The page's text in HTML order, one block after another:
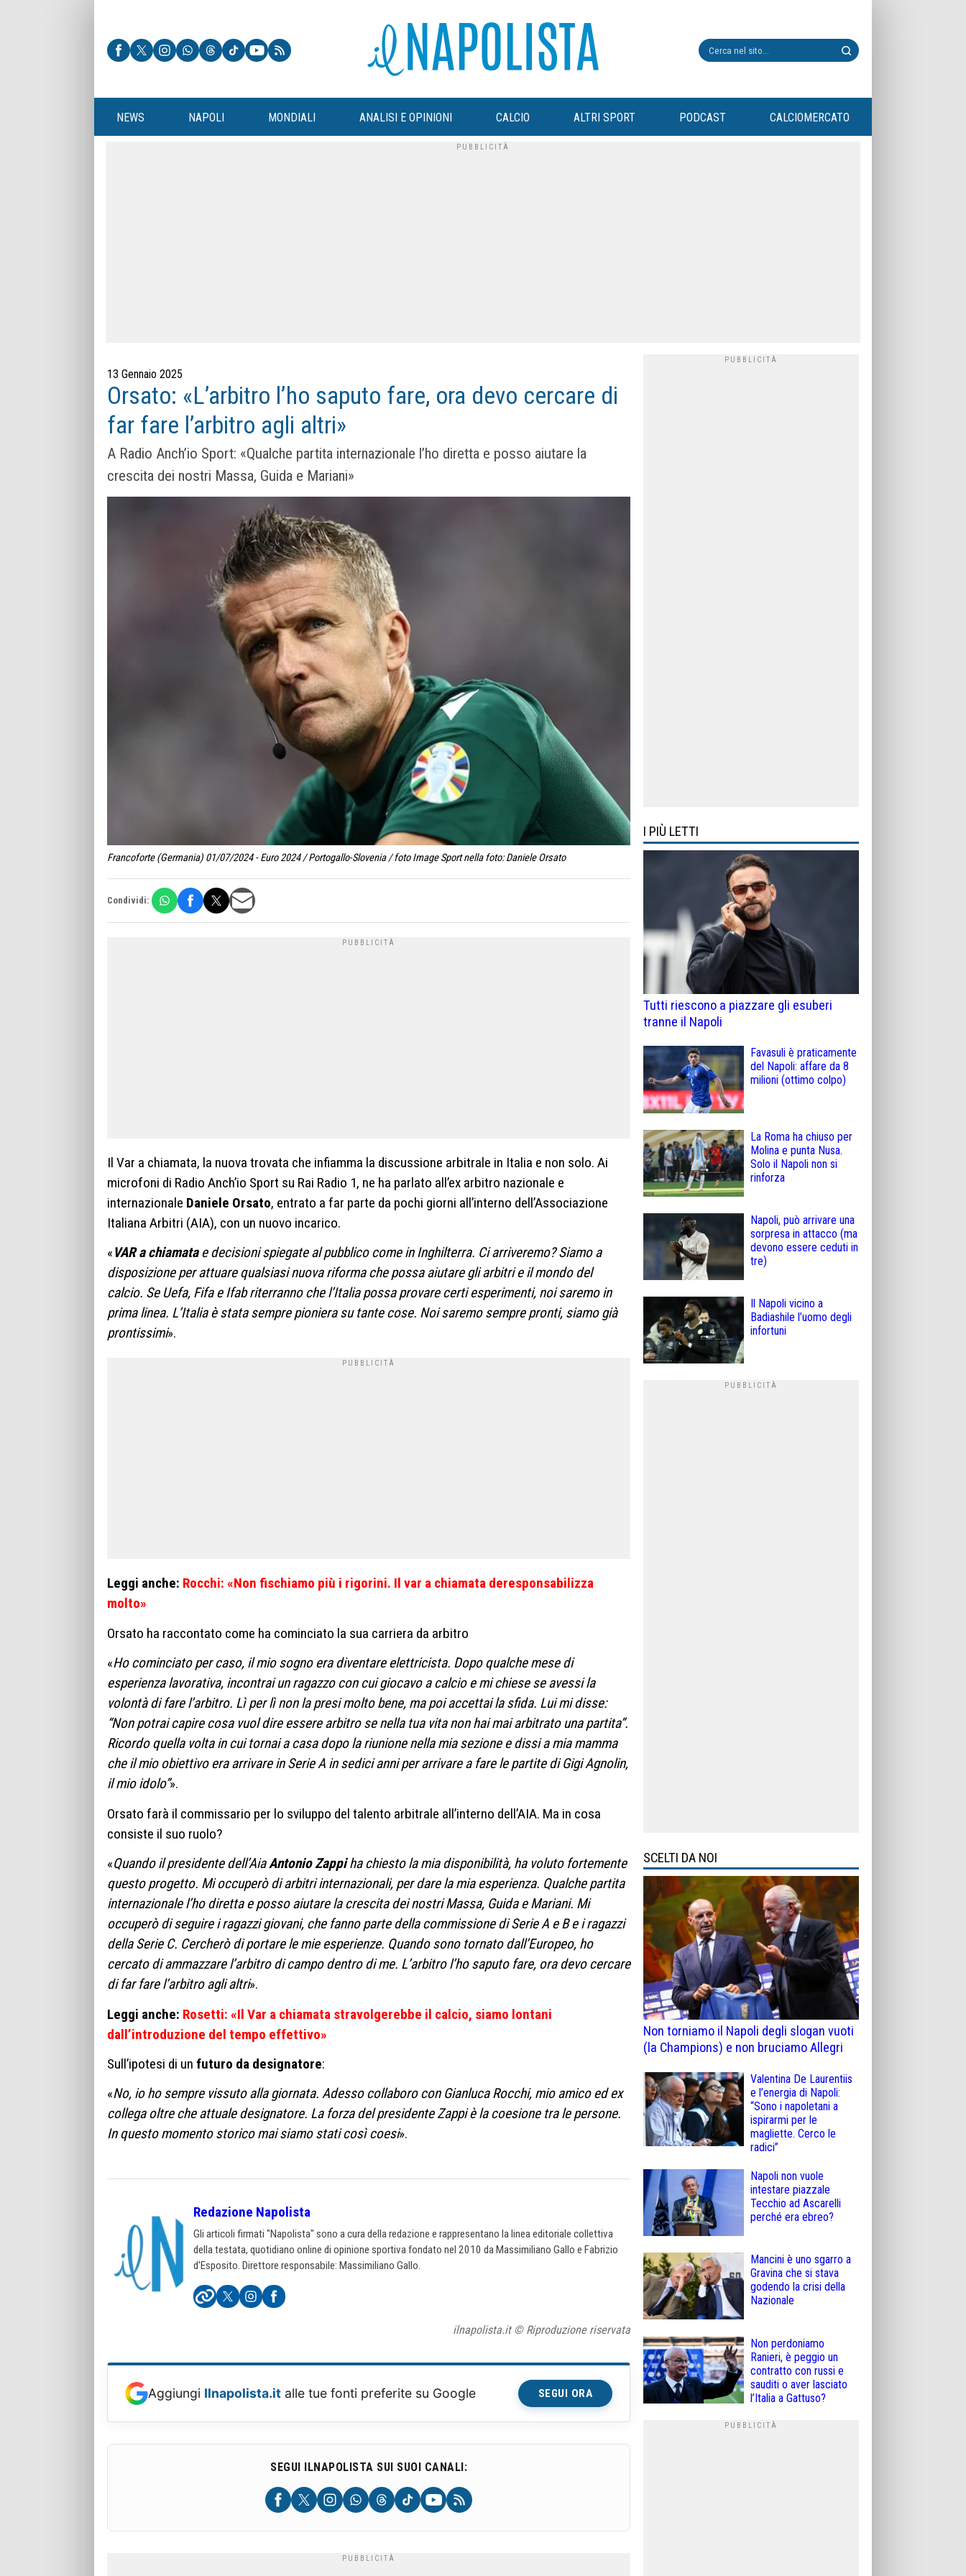
NEWS NAPOLI MONDIALI ANALISI E OPINIONI CALCIO ALTRI SPORT PODCAST CALCIOMERCATO
13 Gennaio 2025
Orsato: «L’arbitro l’ho saputo fare, ora devo cercare di
far fare l’arbitro agli altri»
A Radio Anch’io Sport: «Qualche partita internazionale l’ho diretta e posso aiutare la
crescita dei nostri Massa, Guida e Mariani»
Francoforte (Germania) 01/07/2024 - Euro 2024 / Portogallo-Slovenia / foto Image Sport nella foto: Daniele Orsato
Condividi:
Il Var a chiamata, la nuova trovata che infiamma la discussione arbitrale in Italia e non solo. Ai
microfoni di Radio Anch’io Sport su Rai Radio 1, ne ha parlato all’ex arbitro nazionale e
internazionale Daniele Orsato, entrato a far parte da pochi giorni all’interno dell’Associazione
Italiana Arbitri (AIA), con un nuovo incarico.
«VAR a chiamatae decisioni spiegate al pubblico come in Inghilterra. Ci arriveremo? Siamo a
disposizione per attuare qualsiasi nuova riforma che possa aiutare gli arbitri e il mondo del
calcio. Se Uefa, Fifa e Ifab riterranno che l’Italia possa provare certi esperimenti, noi saremo in
prima linea. L’Italia è stata sempre pioniera su tante cose. Noi saremo sempre pronti, siamo già
prontissimi».
Leggi anche: Rocchi: «Non fischiamo più i rigorini. Il var a chiamata deresponsabilizza
molto»
Orsato ha raccontato come ha cominciato la sua carriera da arbitro
«Ho cominciato per caso, il mio sogno era diventare elettricista. Dopo qualche mese di
esperienza lavorativa, incontrai un ragazzo con cui giocavo a calcio e mi chiese se avessi la
volontà di fare l’arbitro. Lì per lì non la presi molto bene, ma poi accettai la sfida. Lui mi disse:
“Non potrai capire cosa vuol dire essere arbitro se nella tua vita non hai mai arbitrato una partita”.
Ricordo quella volta in cui tornai a casa dopo la riunione nella mia sezione e dissi a mia mamma
che il mio obiettivo era arrivare in Serie A in sedici anni per arrivare a fare le partite di Gigi Agnolin,
il mio idolo”».
Orsato farà il commissario per lo sviluppo del talento arbitrale all’interno dell’AIA. Ma in cosa
consiste il suo ruolo?
«Quando il presidente dell’AiaAntonio Zappiha chiesto la mia disponibilità, ha voluto fortemente
questo progetto. Mi occuperò di arbitri internazionali, per dare la mia esperienza. Qualche partita
internazionale l’ho diretta e posso aiutare la crescita dei nostri Massa, Guida e Mariani. Mi
occuperò di seguire i ragazzi giovani, che fanno parte della commissione di Serie A e B e i ragazzi
della Serie C. Cercherò di portare le mie esperienze. Quando sono tornato dall’Europeo, ho
cercato di ammazzare l’arbitro di campo dentro di me. L’arbitro l’ho saputo fare, ora devo cercare
di far fare l’arbitro agli altri».
Leggi anche: Rosetti: «Il Var a chiamata stravolgerebbe il calcio, siamo lontani
dall’introduzione del tempo effettivo»
Sull’ipotesi di un futuro da designatore:
«No, io ho sempre vissuto alla giornata. Adesso collaboro con Gianluca Rocchi, mio amico ed ex
collega oltre che attuale designatore. La forza del presidente Zappi è la coesione tra le persone.
In questo momento storico mai siamo stati così coesi».
Redazione Napolista
Gli articoli firmati "Napolista" sono a cura della redazione e rappresentano la linea editoriale collettiva
della testata, quotidiano online di opinione sportiva fondato nel 2010 da Massimiliano Gallo e Fabrizio
d'Esposito. Direttore responsabile: Massimiliano Gallo.
ilnapolista.it © Riproduzione riservata
Aggiungi Ilnapolista.it alle tue fonti preferite su Google SEGUI ORA
SEGUI ILNAPOLISTA SUI SUOI CANALI:
I PIÙ LETTI
Tutti riescono a piazzare gli esuberi
tranne il Napoli
Favasuli è praticamente
del Napoli: affare da 8
milioni (ottimo colpo)
La Roma ha chiuso per
Molina e punta Nusa.
Solo il Napoli non si
rinforza
Napoli, può arrivare una
sorpresa in attacco (ma
devono essere ceduti in
tre)
Il Napoli vicino a
Badiashile l’uomo degli
infortuni
SCELTI DA NOI
Non torniamo il Napoli degli slogan vuoti
(la Champions) e non bruciamo Allegri
Valentina De Laurentiis
e l’energia di Napoli:
“Sono i napoletani a
ispirarmi per le
magliette. Cerco le
radici”
Napoli non vuole
intestare piazzale
Tecchio ad Ascarelli
perché era ebreo?
Mancini è uno sgarro a
Gravina che si stava
godendo la crisi della
Nazionale
Non perdoniamo
Ranieri, è peggio un
contratto con russi e
sauditi o aver lasciato
l’Italia a Gattuso?